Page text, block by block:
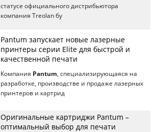
статусе официального дистрибьютора
компания Treolan бу
Pantum запускает новые лазерные
принтеры серии Elite для быстрой и
качественной печати
Компания Pantum , специализирующаяся на
разработке, производстве и продаже лазерных
принтеров и картрид
Оригинальные картриджи Pantum –
оптимальный выбор для печати